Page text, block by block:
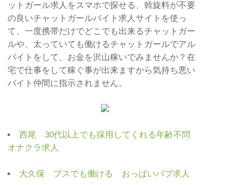
ットガール求人をスマホで探せる、斡旋料が不要
の良いチャットガールバイト求人サイトを使っ
て、一度携帯だけでどこでも出来るチャットガー
ルや、太っていても働けるチャットガールでアル
バイトをして、お金を沢山稼いでみませんか？在
宅で仕事をして稼ぐ事が出来ますから気持ち悪い
バイト仲間に指示されません。
西尾 30代以上でも採用してくれる年齢不問
オナクラ求人
大久保 ブスでも働ける おっぱいパブ求人